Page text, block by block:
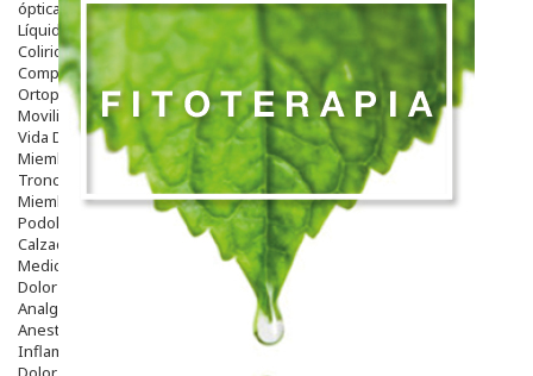
óptica
Líquidos Lentillas
Colirios
Complementos Alimentarios.
Ortopedia - Accesorios
Movilidad
Vida Diaria
Miembro Superior
Tronco
Miembro Inferior
Podología
Calzado
Medicamentos
Dolor E Inflamación
Analgésicos
Anestésicos
Inflamación Articulaciones